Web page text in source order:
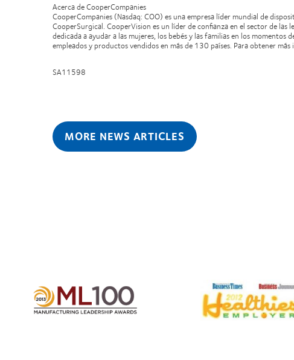
Acerca de CooperCompanies
CooperCompanies (Nasdaq: COO) es una empresa líder mundial de
CooperSurgical. CooperVision es un líder de confianza en el sector de
dedicada a ayudar a las mujeres, los bebés y las familias en los
empleados y productos vendidos en más de 130 países. Para obtener
SA11598
MORE NEWS ARTICLES